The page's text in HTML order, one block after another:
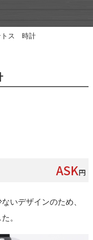
トス 時計
ASK円
いデザインのため、
。